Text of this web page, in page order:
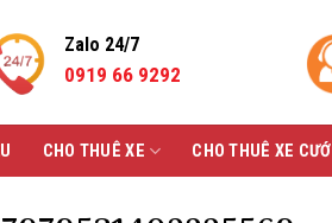
Zalo 24/7
0919 66 9292
CHO THUÊ XE CHO THUÊ XE CƯỚI